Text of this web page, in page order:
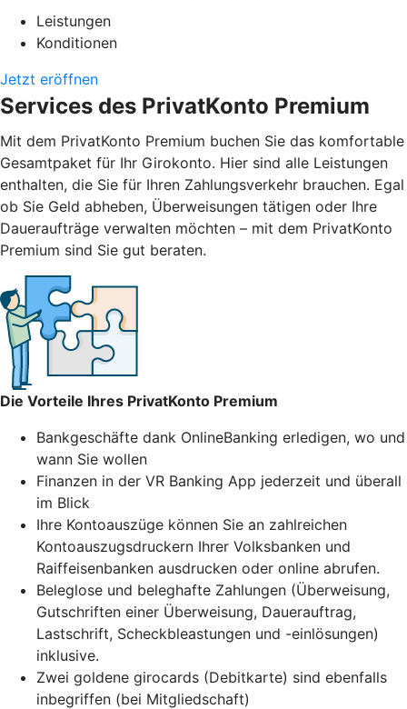
Leistungen
Konditionen
Jetzt eröffnen
Services des PrivatKonto Premium
Mit dem PrivatKonto Premium buchen Sie das komfortable
Gesamtpaket für Ihr Girokonto. Hier sind alle Leistungen
enthalten, die Sie für Ihren Zahlungsverkehr brauchen. Egal
ob Sie Geld abheben, Überweisungen tätigen oder Ihre
Daueraufträge verwalten möchten – mit dem PrivatKonto
Premium sind Sie gut beraten.
Die Vorteile Ihres PrivatKonto Premium
Bankgeschäfte dank OnlineBanking erledigen, wo und
wann Sie wollen
Finanzen in der VR Banking App jederzeit und überall
im Blick
Ihre Kontoauszüge können Sie an zahlreichen
Kontoauszugsdruckern Ihrer Volksbanken und
Raiffeisenbanken ausdrucken oder online abrufen.
Beleglose und beleghafte Zahlungen (Überweisung,
Gutschriften einer Überweisung, Dauerauftrag,
Lastschrift, Scheckbleastungen und -einlösungen)
inklusive.
Zwei goldene girocards (Debitkarte) sind ebenfalls
inbegriffen (bei Mitgliedschaft)